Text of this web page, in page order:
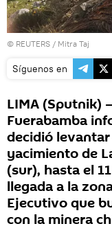
© REUTERS / Mitra Taj
Síguenos en
LIMA (Sputnik)
Fuerabamba
decidió
yacimiento de
(sur), hasta el
llegada a la
Ejecutivo que
con la minera